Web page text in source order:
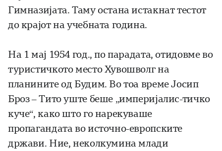
Гимназијата. Таму остана истакнат тестот
до крајот на учебната година.
На 1 мај 1954 год., по парадата, отидовме во
туристичкото место Хувошволг на
планините од Будим. Во тоа време Јосип
Броз – Тито уште беше „империјалис-тичко
куче“, како што го нарекуваше
пропагандата во источно-европските
држави. Ние, неколкумина млади